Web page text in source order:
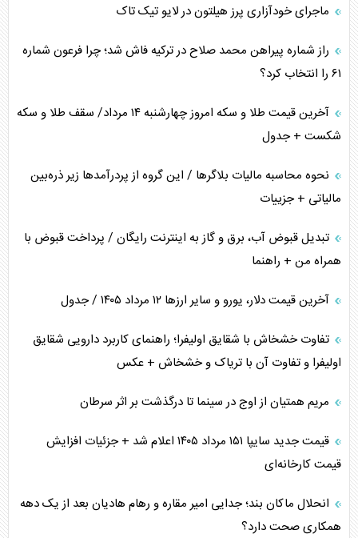
همسویی عربستان با سنتکام علیه متحدان ایران
ترامپ و توهم خلع سلاح حماس
ماجرای خودآزاری پرز هیلتون در لایو تیک تاک
راز شماره پیراهن محمد صلاح در ترکیه فاش شد؛ چرا فرعون شماره
۶۱ را انتخاب کرد؟
آخرین قیمت طلا و سکه امروز چهارشنبه ۱۴ مرداد/ سقف طلا و سکه
شکست + جدول
نحوه محاسبه مالیات بلاگر‌ها / این گروه از پردرآمد‌ها زیر ذره‌بین
مالیاتی + جزییات
تبدیل قبوض آب، برق و گاز به اینترنت رایگان / پرداخت قبوض با
همراه من + راهنما
آخرین قیمت دلار، یورو و سایر ارز‌ها ۱۲ مرداد ۱۴۰۵ / جدول
تفاوت خشخاش با شقایق اولیفرا؛ راهنمای کاربرد دارویی شقایق
اولیفرا و تفاوت آن با تریاک و خشخاش + عکس
مریم همتیان از اوج در سینما تا درگذشت بر اثر سرطان
قیمت جدید سایپا ۱۵۱ مرداد ۱۴۰۵ اعلام شد + جزئیات افزایش
قیمت کارخانه‌ای
انحلال ماکان بند؛ جدایی امیر مقاره و رهام هادیان بعد از یک دهه
همکاری صحت دارد؟